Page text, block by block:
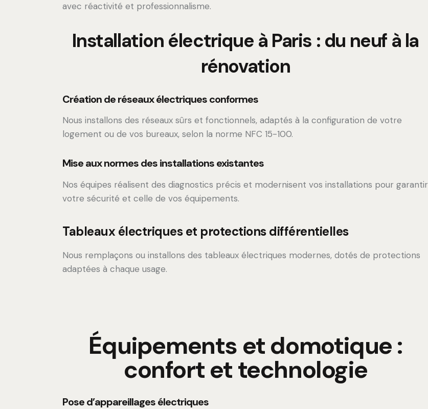
avec réactivité et professionnalisme.
Installation électrique à Paris : du neuf à la
rénovation
Création de réseaux électriques conformes
Nous installons des réseaux sûrs et fonctionnels, adaptés à la configuration de votre
logement ou de vos bureaux, selon la norme NFC 15-100.
Mise aux normes des installations existantes
Nos équipes réalisent des diagnostics précis et modernisent vos installations pour garantir
votre sécurité et celle de vos équipements.
Tableaux électriques et protections différentielles
Nous remplaçons ou installons des tableaux électriques modernes, dotés de protections
adaptées à chaque usage.
Équipements et domotique :
confort et technologie
Pose d’appareillages électriques